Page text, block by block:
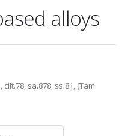
alloys
sa.878, ss.81, (Tam